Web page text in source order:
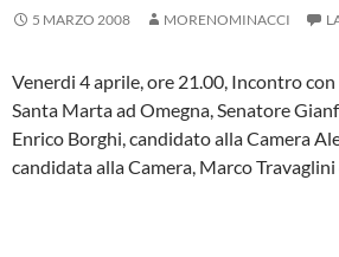
5 MARZO 2008 MORENOMINACCI
Venerdi 4 aprile, ore 21.00, Incontro
Santa Marta ad Omegna, Senatore
Enrico Borghi, candidato alla Camera
candidata alla Camera, Marco